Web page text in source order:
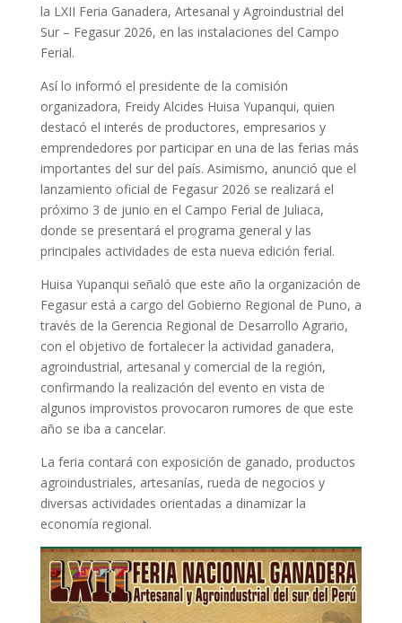
la LXII Feria Ganadera, Artesanal y Agroindustrial del
Sur – Fegasur 2026, en las instalaciones del Campo
Ferial.
Así lo informó el presidente de la comisión
organizadora, Freidy Alcides Huisa Yupanqui, quien
destacó el interés de productores, empresarios y
emprendedores por participar en una de las ferias más
importantes del sur del país. Asimismo, anunció que el
lanzamiento oficial de Fegasur 2026 se realizará el
próximo 3 de junio en el Campo Ferial de Juliaca,
donde se presentará el programa general y las
principales actividades de esta nueva edición ferial.
Huisa Yupanqui señaló que este año la organización de
Fegasur está a cargo del Gobierno Regional de Puno, a
través de la Gerencia Regional de Desarrollo Agrario,
con el objetivo de fortalecer la actividad ganadera,
agroindustrial, artesanal y comercial de la región,
confirmando la realización del evento en vista de
algunos improvistos provocaron rumores de que este
año se iba a cancelar.
La feria contará con exposición de ganado, productos
agroindustriales, artesanías, rueda de negocios y
diversas actividades orientadas a dinamizar la
economía regional.